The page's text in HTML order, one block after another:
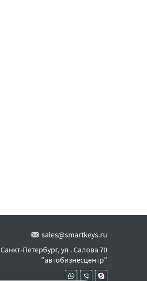
sales@smartkeys.ru
Санкт-Петербург, ул . Салова 70
"автобизнесцентр"